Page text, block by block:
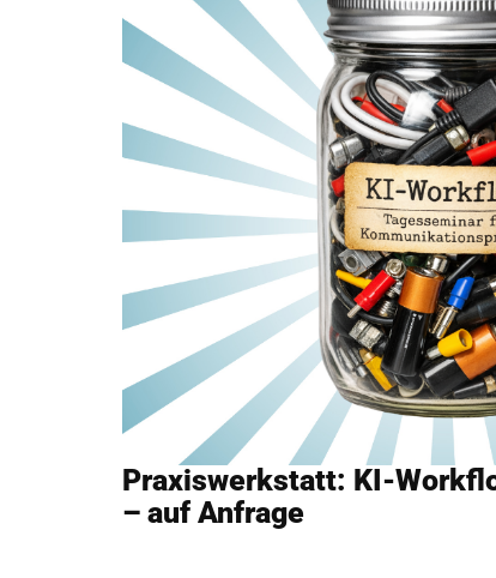
Praxiswerkstatt: KI-
– auf Anfrage